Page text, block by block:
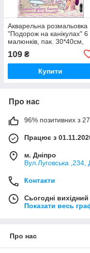
Акварельна розмальовка
"Подорож на канікулах" 6
малюнків, пак. 30*40см,
ТМ Oksamut.art, Україна
109 ₴
Купити
Про нас
96% позитивних з
Працює з
м. Дніпро
Вул.Луговська ,234,
Контакти
Сьогодні вихідний
Показати весь
Про нас